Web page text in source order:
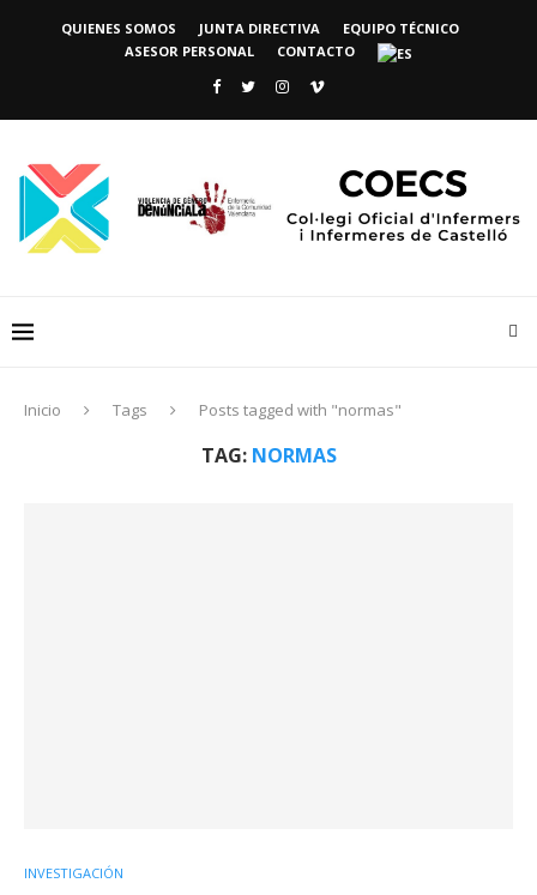
QUIENES SOMOS JUNTA DIRECTIVA
EQUIPO TÉCNICO
ASESOR PERSONAL
CONTACTO
Inicio Tags Posts tagged with "normas"
TAG: NORMAS
INVESTIGACIÓN